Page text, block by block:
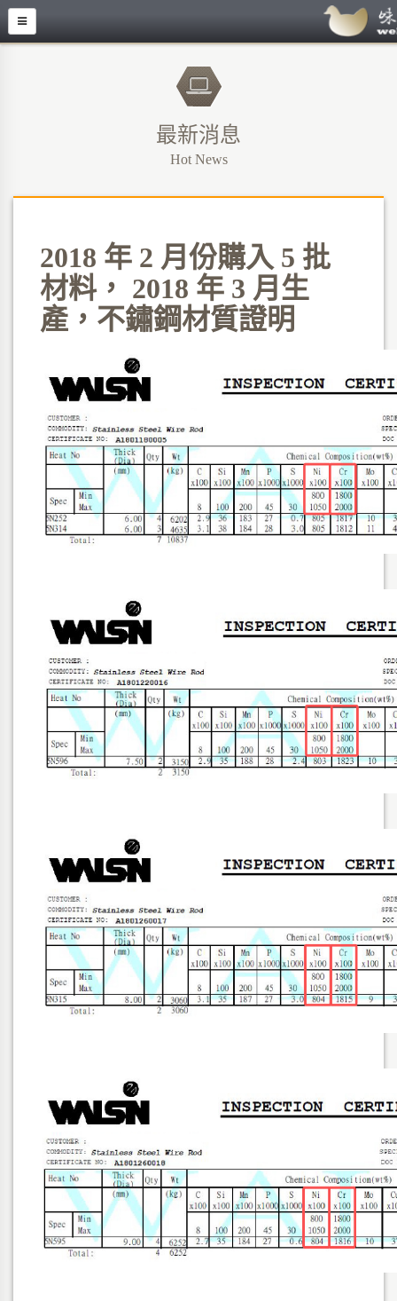
最新消息
Hot News
2018 年 2 月份購入 5 批
材料， 2018 年 3 月生
產，不鏽鋼材質證明